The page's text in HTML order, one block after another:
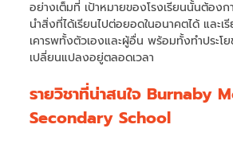
อย่างเต็มที่ เป้าหมายของโรงเรียนนั้นต้องก
นำสิ่งที่ได้เรียนไปต่อยอดในอนาคตได้ และเ
เคารพทั้งตัวเองและผู้อื่น พร้อมทั้งทำประโ
เปลี่ยนแปลงอยู่ตลอดเวลา
รายวิชาที่น่าสนใจ Burnaby
Secondary School